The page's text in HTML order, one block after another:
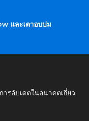
และเตาอบบ่ม
ารอัปเดตในอนาคตเกี่ยว